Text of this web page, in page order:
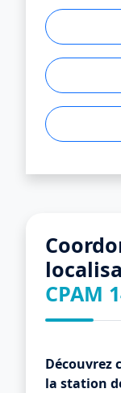
CPAM
Découvrez
la station